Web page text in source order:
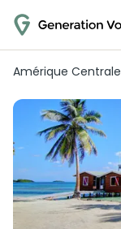
Amérique Centrale